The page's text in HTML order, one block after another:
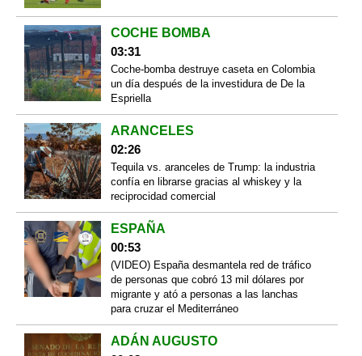
COCHE BOMBA
03:31
Coche-bomba destruye caseta en Colombia
un día después de la investidura de De la
Espriella
ARANCELES
02:26
Tequila vs. aranceles de Trump: la industria
confía en librarse gracias al whiskey y la
reciprocidad comercial
ESPAÑA
00:53
(VIDEO) España desmantela red de tráfico
de personas que cobró 13 mil dólares por
migrante y ató a personas a las lanchas
para cruzar el Mediterráneo
ADÁN AUGUSTO